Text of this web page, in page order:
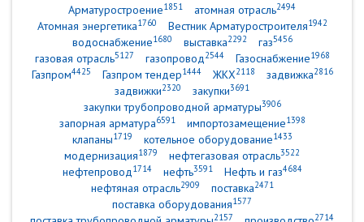
Арматуростроение1851 атомная отрасль2494
Атомная энергетика1760 Вестник Арматуростроителя1942
водоснабжение1680 выставка2292 газ5456
газовая отрасль5127 газопровод2544 Газоснабжение1968
Газпром4425 Газпром тендер1444 ЖКХ2118 задвижка2816
задвижки2320 закупки3691
закупки трубопроводной арматуры3906
запорная арматура6591 импортозамещение1398
клапаны1719 котельное оборудование1433
модернизация1879 нефтегазовая отрасль3522
нефтепровод1714 нефть3591 Нефть и газ4684
нефтяная отрасль2909 поставка2471
поставка оборудования1577
2157 2714